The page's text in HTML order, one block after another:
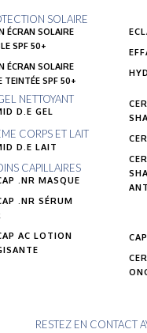
SOLAIRE
ÉCRAN SOLAIRE
SPF 50+
ÉCRAN SOLAIRE
TEINTÉE SPF 50+
NETTOYANT
D.E GEL
CORPS ET LAIT
D.E LAIT
CAPILLAIRES
.NR MASQUE
.NR SÉRUM
AC LOTION
RESTEZ EN CONTACT